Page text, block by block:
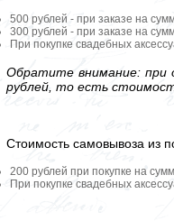
500 рублей - при заказе на
300 рублей - при заказе на
При покупке свадебных
Обратите внимание: при
рублей, то есть
Стоимость самовывоза из
200 рублей при покупке на
При покупке свадебных